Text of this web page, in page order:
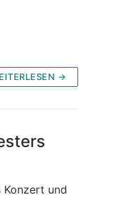
→
Konzert und